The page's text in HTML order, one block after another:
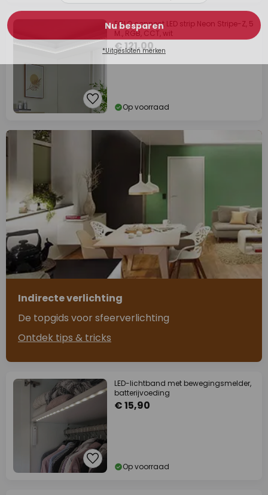
EGLO connect LED strip Neon Stripe-Z, 5
M., RGB, CCT, wit
€ 121,00
Op voorraad
Indirecte verlichting
De topgids voor sfeerverlichting
Ontdek tips & tricks
LED-lichtband met bewegingsmelder,
batterijvoeding
€ 15,90
Op voorraad